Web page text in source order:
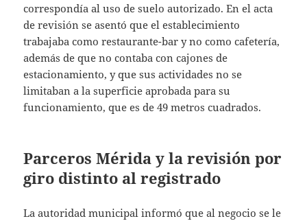
correspondía al uso de suelo autorizado. En el acta
de revisión se asentó que el establecimiento
trabajaba como restaurante-bar y no como cafetería,
además de que no contaba con cajones de
estacionamiento, y que sus actividades no se
limitaban a la superficie aprobada para su
funcionamiento, que es de 49 metros cuadrados.
Parceros Mérida y la revisión por
giro distinto al registrado
La autoridad municipal informó que al negocio se le